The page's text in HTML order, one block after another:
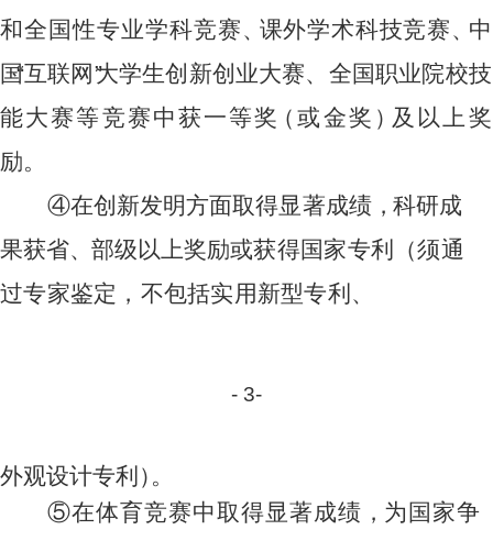
和全国性专业学科竞赛、 课外学术科技竞赛、 中
国“互联网”大学生创 新创 业大赛、 全国职业院校技
能大赛等竞赛中获一等奖（或金奖 ） 及以上奖
励。
④在创新发明方面取得显著成绩， 科研成
果获省、 部级以上奖励或获得国家专利（须通
过专家鉴定，不包括实用新型专利 、
- 3-
外观设计专利 ） 。
⑤在体育竞赛中取得显著成绩 ， 为 国家争